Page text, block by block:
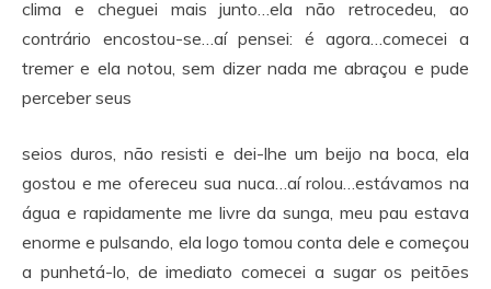
clima e cheguei mais junto…ela não retrocedeu, ao
contrário encostou-se…aí pensei: é agora…comecei a
tremer e ela notou, sem dizer nada me abraçou e pude
perceber seus
seios duros, não resisti e dei-lhe um beijo na boca, ela
gostou e me ofereceu sua nuca…aí rolou…estávamos na
água e rapidamente me livre da sunga, meu pau estava
enorme e pulsando, ela logo tomou conta dele e começou
a punhetá-lo, de imediato comecei a sugar os peitões